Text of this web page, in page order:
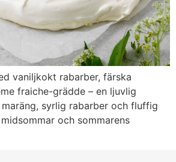
vaniljkokt rabarber, färska
fraiche-grädde – en ljuvlig
syrlig rabarber och fluffig
och sommarens